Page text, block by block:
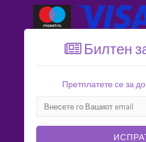
Билтен
Претплатете се за